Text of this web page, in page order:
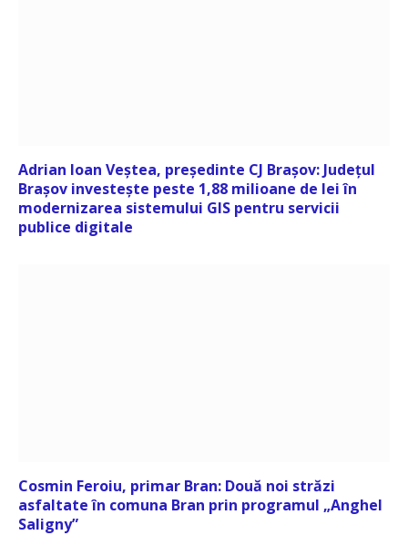
Adrian Ioan Veștea, președinte CJ Brașov: Județul
Brașov investește peste 1,88 milioane de lei în
modernizarea sistemului GIS pentru servicii
publice digitale
Cosmin Feroiu, primar Bran: Două noi străzi
asfaltate în comuna Bran prin programul „Anghel
Saligny”